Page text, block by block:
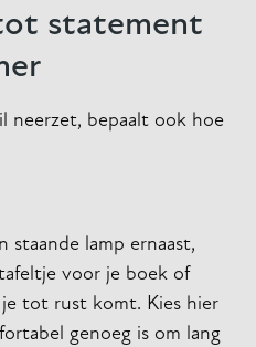
statement
neerzet, bepaalt ook hoe
staande lamp ernaast,
voor je boek of
tot rust komt. Kies hier
genoeg is om lang